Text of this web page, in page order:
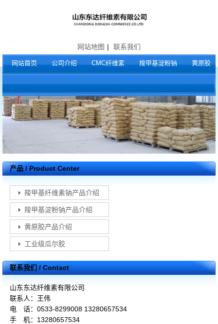
网站地图 | 联系我们
网站首页 公司介绍 CMC纤维素 羧甲基淀粉钠 黄原胶
产品 / Product Center
羧甲基纤维素钠产品介绍
羧甲基淀粉钠产品介绍
黄原胶产品介绍
工业级瓜尔胶
联系我们 / Contact
山东东达纤维素有限公司
联系人：王伟
电 话：0533-8299008 13280657534
手 机：13280657534